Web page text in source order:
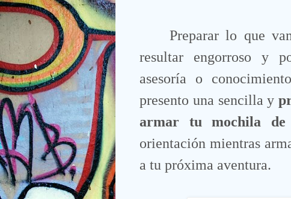
Preparar lo que
resultar engorroso y
asesoría o
presento una sencilla y
armar tu mochila de
orientación mientras
a tu próxima aventura.